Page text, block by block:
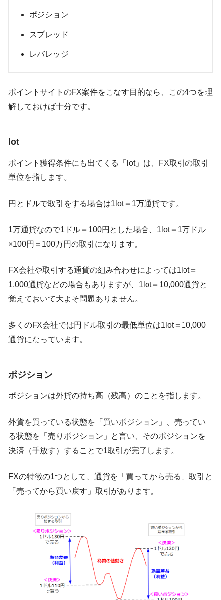
ポジション
スプレッド
レバレッジ
ポイントサイトのFX案件をこなす目的なら、この4つを理
解しておけば十分です。
lot
ポイント獲得条件にも出てくる「lot」は、FX取引の取引
単位を指します。
円とドルで取引をする場合は1lot＝1万通貨です。
1万通貨なので1ドル＝100円とした場合、1lot＝1万ドル
×100円＝100万円の取引になります。
FX会社や取引する通貨の組み合わせによっては1lot＝
1,000通貨などの場合もありますが、1lot＝10,000通貨と
覚えておいて大よそ問題ありません。
多くのFX会社では円ドル取引の最低単位は1lot＝10,000
通貨になっています。
ポジション
ポジションは外貨の持ち高（残高）のことを指します。
外貨を買っている状態を「買いポジション」、売ってい
る状態を「売りポジション」と言い、そのポジションを
決済（手放す）することで1取引が完了します。
FXの特徴の1つとして、通貨を「買ってから売る」取引と
「売ってから買い戻す」取引があります。